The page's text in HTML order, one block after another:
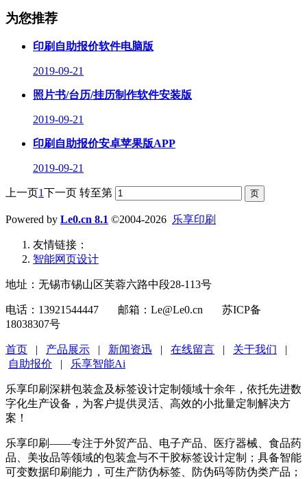
为您推荐
印刷自助报价软件电脑版
2019-09-21
照片书/台历/挂历制作软件安装版
2019-09-21
印刷自助报价安卓苹果版APP
2019-09-21
上一页1下一页 转至第
Powered by Le0.cn 8.1 ©2004-2026 乐享印刷
友情链接：
智能网页设计
地址：无锡市锡山区芙蓉六路中段28-113号
电话：13921544447 邮箱：Le@Le0.cn 苏ICP备
18038307号
首页 | 产品展示 | 新闻资迅 | 在线留言 | 关于我们 |
自助报价 | 乐享智能Ai
乐享印刷深耕包装盒及标签设计定制领域十余年，依托先进数
字化生产设备，为客户提供灵活、高效的小批量定制解决方
案！
乐享印刷——专注于外贸产品、电子产品、医疗器械、食品药
品、美妆品等领域的包装盒与不干胶标签设计定制；具备智能
可变数据印刷能力，可生产防伪标签、防伪码等防伪类产品；